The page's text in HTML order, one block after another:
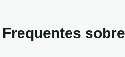
sobre